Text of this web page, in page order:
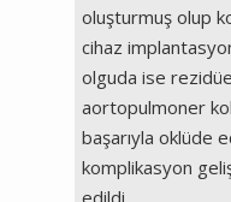
oluşturmuş olup
cihaz
olguda ise
aortopulmoner
başarıyla oklüde
komplikasyon
edildi.